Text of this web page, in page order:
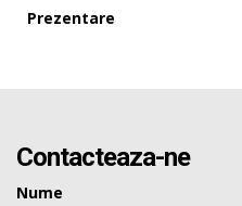
Prezentare
Contacteaza-ne
Nume